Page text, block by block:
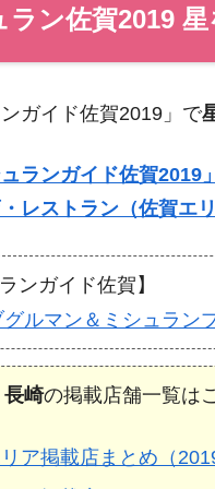
ラン佐賀2019 星
ンガイド佐賀2019」で
ュランガイド佐賀2019
レストラン（佐賀エ
ンガイド佐賀】
グルマン＆ミシュラン
長崎の掲載店舗一覧は
ア掲載店まとめ（